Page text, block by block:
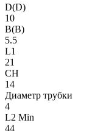
D(D)
10
B(B)
5.5
L1
21
CH
14
Диаметр трубки
4
L2 Min
44